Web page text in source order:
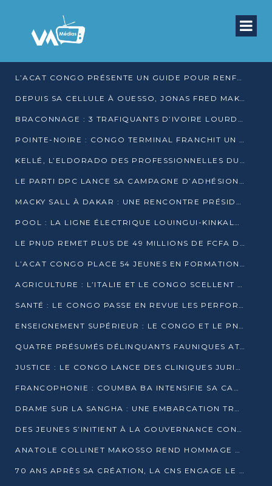
L’ACAT CONGO PRÉSENTE UN GUIDE POUR RENFORCER LES GARANTIES JUDICIAIRES EN GARDE À VUE
DEPUIS SA CELLULE À OUESSO, JONAS FRED MAKITA DÉNONCE CE QU’IL QUALIFIE DE DÉNI DE JUSTICE
BRACONNAGE : 3 TRAFIQUANTS D’IVOIRE LOURDEMENT CONDAMNÉS À DJAMBALA
POINTE-NOIRE : CONGO TERMINAL FRANCHIT UN CAP HISTORIQUE AVEC 99 MOUVEMENTS/HEURE
KELLÉ, L’ELDORADO DES PROFESSIONNELLES DU SEXE
LE PARTI DPC LANCE SA CAMPAGNE D’ADHÉSIONS ET VEUT STRUCTURER SA PRÉSENCE DANS LES 15 DÉPARTEMENTS
MACKY SALL À DAKAR : UNE RENCONTRE PRÉSIDENTIELLE QUI DIVISE L’OPINION SÉNÉGALAISE
POOL : LA LIGNE ÉLECTRIQUE LOUINGUI-KINKALA-BOKO MISE EN SERVICE
LE PNUD REMET PLUS DE 49 MILLIONS DE FCFA D’ÉQUIPEMENTS POUR ACCÉLÉRER LA NUMÉRISATION DU SYSTÈME DE SANTÉ
L’ACAT CONGO PLACE 54 JEUNES EN FORMATION PROFESSIONNELLE
AGRICULTURE : L’ITALIE ET LE CONGO SCELLENT UN PARTENARIAT POUR UNE PRODUCTION LOCALE DURABLE
SANTÉ : LE CONGO PASSE EN REVUE LES PERFORMANCES DE SES HÔPITAUX À MI-PARCOURS
ENSEIGNEMENT SUPÉRIEUR : LE CONGO ET LE PNUD VEULENT RAPPROCHER LA FORMATION UNIVERSITAIRE DES BESOINS DU MARCHÉ DE L’EMPLOI
QUATRE PRÉSUMÉS DÉLINQUANTS FAUNIQUES ATTENDUS DEVANT LA JUSTICE POUR TRAFIC D’IVOIRE
JUSTICE : LE CONGO LANCE DES CLINIQUES JURIDIQUES POUR RAPPROCHER LE DROIT DES CITOYENS
FRANCOPHONIE : COUMBA BA INTENSIFIE SA CAMPAGNE POUR LA SUCCESSION À LA TÊTE DE L’OIF
DRAME SUR LA SANGHA : UNE EMBARCATION TRANSPORTANT DES FIDÈLES DE « NZAMBÉ YA L’HUILE » FAIT NAUFRAGE À OUESSO
DES JEUNES S’INITIENT À LA GOUVERNANCE CONTINENTALE À BRAZZAVILLE
ANATOLE COLLINET MAKOSSO REND HOMMAGE À JEAN-PAUL PIGASSE
70 ANS APRÈS SA CRÉATION, LA CNS ENGAGE LE VIRAGE DE LA DIGITALISATION